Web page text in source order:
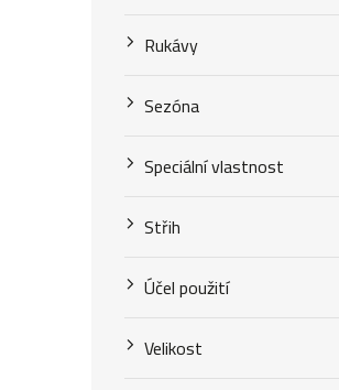
Rukávy
Sezóna
Speciální vlastnost
Střih
Účel použití
Velikost